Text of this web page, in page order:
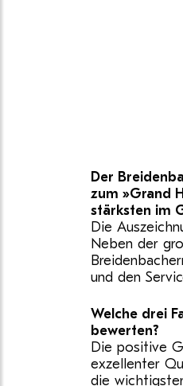
Der
zum »Grand
stärksten im
Die
Neben der
und den
Welche drei
bewerten?
Die positive
exzellenter
die